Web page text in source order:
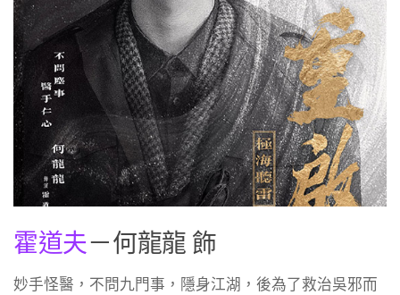
霍道夫－何龍龍 飾
妙手怪醫，不問九門事，隱身江湖，後為了救治吳邪而